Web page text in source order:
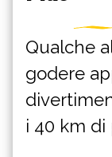
Qualche
godere
i 40 km di